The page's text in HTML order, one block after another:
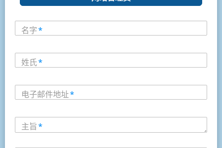
名字*
姓氏*
电子邮件地址*
主旨*